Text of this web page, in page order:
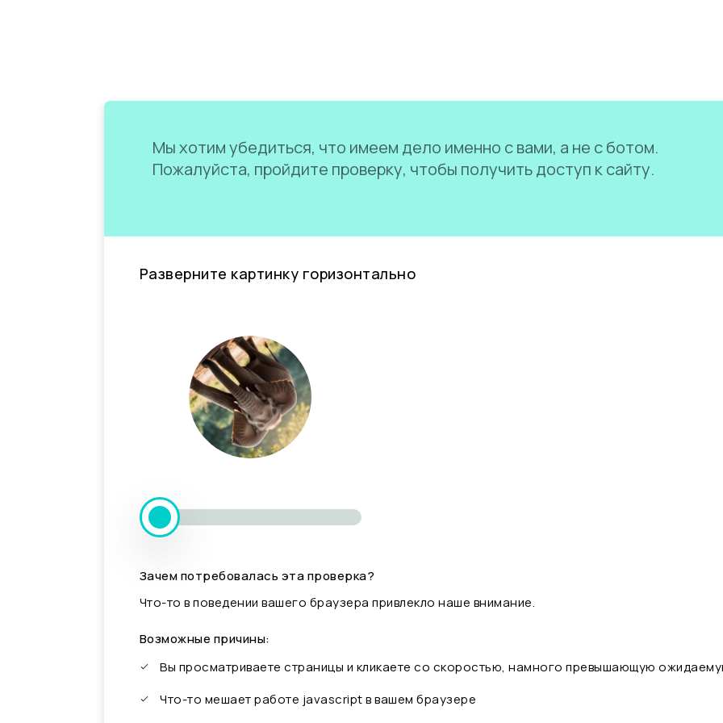
Мы хотим убедиться, что имеем дело именно с вами, а не с ботом.
Пожалуйста, пройдите проверку, чтобы получить доступ к сайту.
Разверните картинку горизонтально
Зачем потребовалась эта проверка?
Что-то в поведении вашего браузера привлекло наше внимание.
Возможные причины:
Вы просматриваете страницы и кликаете со скоростью, намного превышающую
Что-то мешает работе javascript в вашем браузере